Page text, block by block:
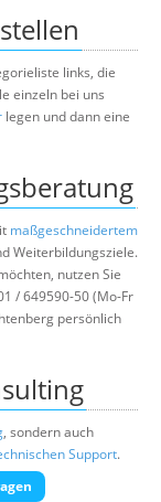
links, die
einzeln bei uns
legen und dann eine
maßgeschneidertem
Weiterbildungsziele.
nutzen Sie
/ 649590-50 (Mo-Fr
persönlich
, sondern auch
Support.